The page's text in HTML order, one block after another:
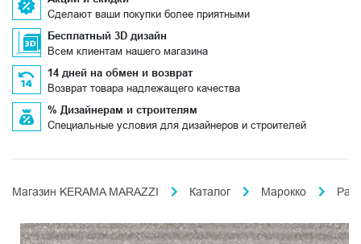
Сделают ваши покупки более приятными
Бесплатный 3D дизайн
Всем клиентам нашего магазина
14 дней на обмен и возврат
Возврат товара надлежащего качества
% Дизайнерам и строителям
Специальные условия для дизайнеров и строителей
Магазин KERAMA MARAZZI Каталог Марокко